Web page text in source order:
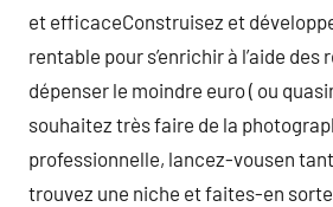
et efficaceConstruisez et
rentable pour s’enrichir à l’aide
dépenser le moindre euro ( ou
souhaitez très faire de la
professionnelle, lancez-vousen
trouvez une niche et faites-en